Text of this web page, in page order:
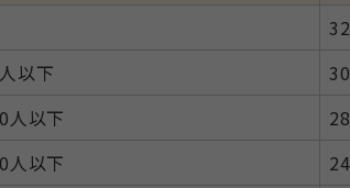
以下
人以下
人以下